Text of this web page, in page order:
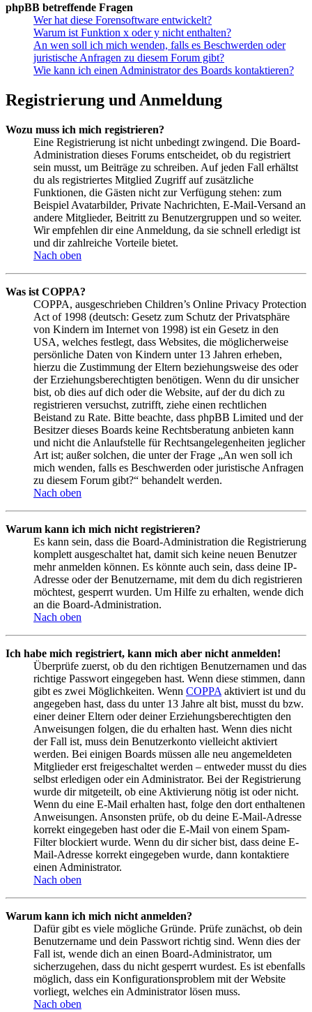
phpBB betreffende Fragen
Wer hat diese Forensoftware entwickelt?
Warum ist Funktion x oder y nicht enthalten?
An wen soll ich mich wenden, falls es Beschwerden oder
juristische Anfragen zu diesem Forum gibt?
Wie kann ich einen Administrator des Boards kontaktieren?
Registrierung und Anmeldung
Wozu muss ich mich registrieren?
Eine Registrierung ist nicht unbedingt zwingend. Die Board-
Administration dieses Forums entscheidet, ob du registriert
sein musst, um Beiträge zu schreiben. Auf jeden Fall erhältst
du als registriertes Mitglied Zugriff auf zusätzliche
Funktionen, die Gästen nicht zur Verfügung stehen: zum
Beispiel Avatarbilder, Private Nachrichten, E-Mail-Versand an
andere Mitglieder, Beitritt zu Benutzergruppen und so weiter.
Wir empfehlen dir eine Anmeldung, da sie schnell erledigt ist
und dir zahlreiche Vorteile bietet.
Nach oben
Was ist COPPA?
COPPA, ausgeschrieben Children’s Online Privacy Protection
Act of 1998 (deutsch: Gesetz zum Schutz der Privatsphäre
von Kindern im Internet von 1998) ist ein Gesetz in den
USA, welches festlegt, dass Websites, die möglicherweise
persönliche Daten von Kindern unter 13 Jahren erheben,
hierzu die Zustimmung der Eltern beziehungsweise des oder
der Erziehungsberechtigten benötigen. Wenn du dir unsicher
bist, ob dies auf dich oder die Website, auf der du dich zu
registrieren versuchst, zutrifft, ziehe einen rechtlichen
Beistand zu Rate. Bitte beachte, dass phpBB Limited und der
Besitzer dieses Boards keine Rechtsberatung anbieten kann
und nicht die Anlaufstelle für Rechtsangelegenheiten jeglicher
Art ist; außer solchen, die unter der Frage „An wen soll ich
mich wenden, falls es Beschwerden oder juristische Anfragen
zu diesem Forum gibt?“ behandelt werden.
Nach oben
Warum kann ich mich nicht registrieren?
Es kann sein, dass die Board-Administration die Registrierung
komplett ausgeschaltet hat, damit sich keine neuen Benutzer
mehr anmelden können. Es könnte auch sein, dass deine IP-
Adresse oder der Benutzername, mit dem du dich registrieren
möchtest, gesperrt wurden. Um Hilfe zu erhalten, wende dich
an die Board-Administration.
Nach oben
Ich habe mich registriert, kann mich aber nicht anmelden!
Überprüfe zuerst, ob du den richtigen Benutzernamen und das
richtige Passwort eingegeben hast. Wenn diese stimmen, dann
gibt es zwei Möglichkeiten. Wenn COPPA aktiviert ist und du
angegeben hast, dass du unter 13 Jahre alt bist, musst du bzw.
einer deiner Eltern oder deiner Erziehungsberechtigten den
Anweisungen folgen, die du erhalten hast. Wenn dies nicht
der Fall ist, muss dein Benutzerkonto vielleicht aktiviert
werden. Bei einigen Boards müssen alle neu angemeldeten
Mitglieder erst freigeschaltet werden – entweder musst du dies
selbst erledigen oder ein Administrator. Bei der Registrierung
wurde dir mitgeteilt, ob eine Aktivierung nötig ist oder nicht.
Wenn du eine E-Mail erhalten hast, folge den dort enthaltenen
Anweisungen. Ansonsten prüfe, ob du deine E-Mail-Adresse
korrekt eingegeben hast oder die E-Mail von einem Spam-
Filter blockiert wurde. Wenn du dir sicher bist, dass deine E-
Mail-Adresse korrekt eingegeben wurde, dann kontaktiere
einen Administrator.
Nach oben
Warum kann ich mich nicht anmelden?
Dafür gibt es viele mögliche Gründe. Prüfe zunächst, ob dein
Benutzername und dein Passwort richtig sind. Wenn dies der
Fall ist, wende dich an einen Board-Administrator, um
sicherzugehen, dass du nicht gesperrt wurdest. Es ist ebenfalls
möglich, dass ein Konfigurationsproblem mit der Website
vorliegt, welches ein Administrator lösen muss.
Nach oben